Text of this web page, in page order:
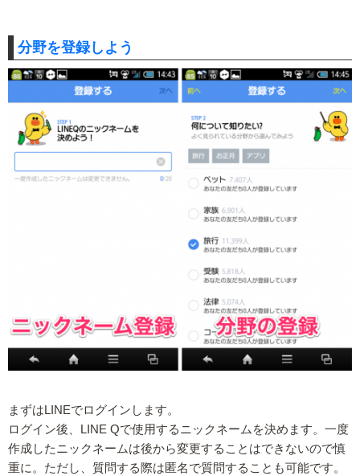
分野を登録しよう
まずはLINEでログインします。
ログイン後、LINE Qで使用するニックネームを決めます。一度
作成したニックネームは後から変更することはできないので慎
重に。ただし、質問する際は匿名で質問することも可能です。